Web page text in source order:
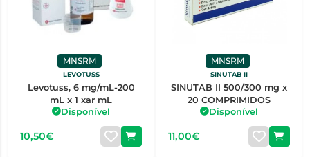
MNSRM
LEVOTUSS
Levotuss, 6 mg/mL-200
mL x 1 xar mL
Disponível
10,50€
MNSRM
SINUTAB II
SINUTAB II 500/300 mg x
20 COMPRIMIDOS
Disponível
11,00€